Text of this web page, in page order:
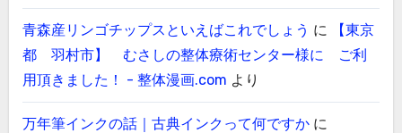
青森産リンゴチップスといえばこれでしょう に
【東京
都 羽村市】 むさしの整体療術センター様に ご利
用頂きました！ - 整体漫画.com より
万年筆インクの話｜古典インクって何ですかに